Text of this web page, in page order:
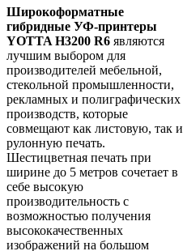
Широкоформатные
гибридные УФ-принтеры
YOTTA H3200 R6 являются
лучшим выбором для
производителей мебельной,
стекольной промышленности,
рекламных и полиграфических
производств, которые
совмещают как листовую, так и
рулонную печать.
Шестицветная печать при
ширине до 5 метров сочетает в
себе высокую
производительность с
возможностью получения
высококачественных
изображений на большом